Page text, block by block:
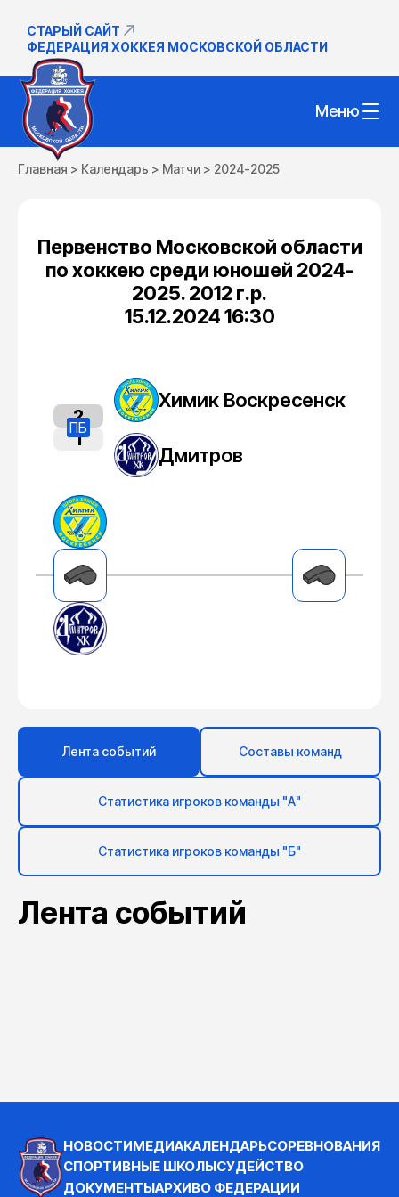
СТАРЫЙ САЙТ
ФЕДЕРАЦИЯ ХОККЕЯ МОСКОВСКОЙ ОБЛАСТИ
Меню
Главная > Календарь > Матчи > 2024-2025
Первенство Московской области
по хоккею среди юношей 2024-
2025. 2012 г.р.
15.12.2024 16:30
Химик Воскресенск
2
ПБ
1
Дмитров
Лента событий Составы команд
Статистика игроков команды "А"
Статистика игроков команды "Б"
Лента событий
НОВОСТИМЕДИАКАЛЕНДАРЬСОРЕВНОВАНИЯ
СПОРТИВНЫЕ ШКОЛЫСУДЕЙСТВО
ДОКУМЕНТЫАРХИВО ФЕДЕРАЦИИ